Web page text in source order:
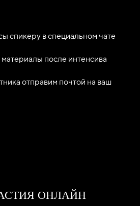
спикеру в специальном чате
после интенсива
отправим почтой на ваш
ОНЛАЙН